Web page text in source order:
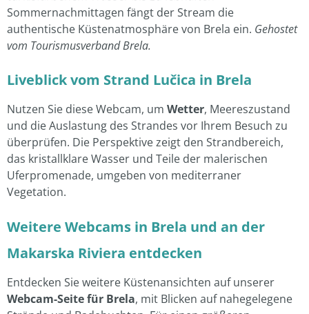
Liveblick vom Strand Lučica in Brela
und die Auslastung des Strandes vor Ihrem Besuch zu
überprüfen. Die Perspektive zeigt den Strandbereich,
das kristallklare Wasser und Teile der malerischen
Uferpromenade, umgeben von mediterraner
Vegetation.
Weitere Webcams in Brela und an der
Makarska Riviera entdecken
Entdecken Sie weitere Küstenansichten auf unserer
Webcam-Seite für Brela
, mit Blicken auf nahegelegene
Strände und Badebuchten. Für einen größeren
Überblick empfehlen wir Webcams entlang der
Makarska Riviera , um weitere Adria-Destinationen live